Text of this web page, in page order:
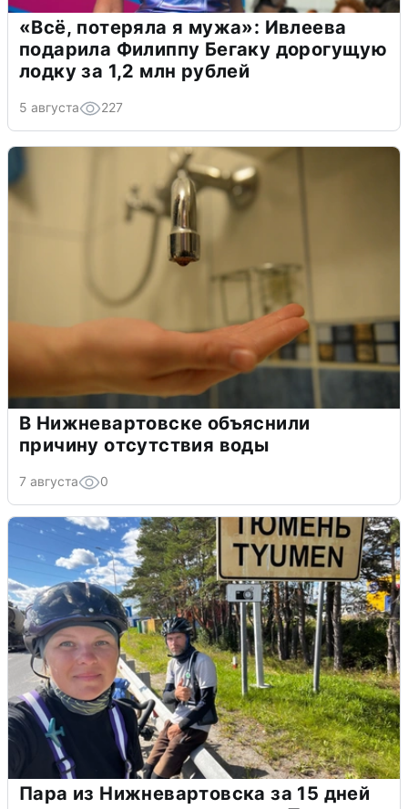
«Всё, потеряла я мужа»: Ивлеева
подарила Филиппу Бегаку дорогущую
лодку за 1,2 млн рублей
5 августа 227
В Нижневартовске объяснили
причину отсутствия воды
7 августа 0
Пара из Нижневартовска за 15 дней